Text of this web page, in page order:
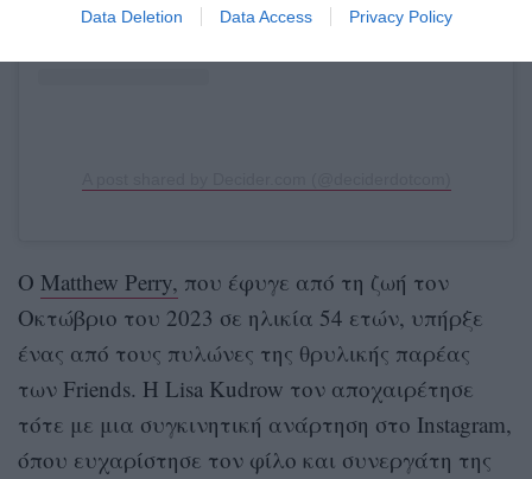
Data Deletion Data Access Privacy Policy
Ο Matthew Perry, που έφυγε από τη ζωή τον
Οκτώβριο του 2023 σε ηλικία 54 ετών, υπήρξε
ένας από τους πυλώνες της θρυλικής παρέας
των Friends. Η Lisa Kudrow τον αποχαιρέτησε
τότε με μια συγκινητική ανάρτηση στο Instagram,
όπου ευχαρίστησε τον φίλο και συνεργάτη της